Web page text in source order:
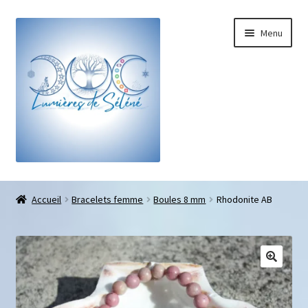
Menu
Boutique
Galets pouce anti-stress
Pendentifs sifflet et fioles
Accueil Bracelets femme Boules 8 mm Rhodonite AB